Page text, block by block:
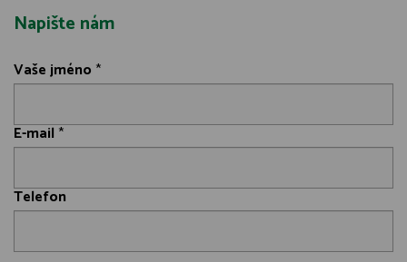
Napište nám
Vaše jméno *
E-mail *
Telefon